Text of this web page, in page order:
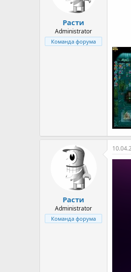
Расти
Administrator
Команда форума
Расти
Administrator
Команда форума